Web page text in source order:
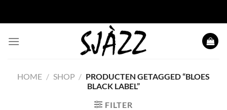
HOME / SHOP / PRODUCTEN GETAGGED “BLOES
BLACK LABEL”
FILTER